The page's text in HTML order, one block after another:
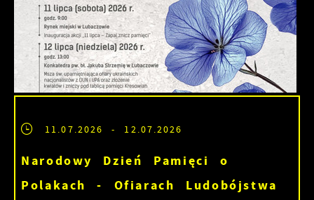
11.07.2026 - 12.07.2026
Narodowy Dzień Pamięci o
Polakach - Ofiarach Ludobójstwa